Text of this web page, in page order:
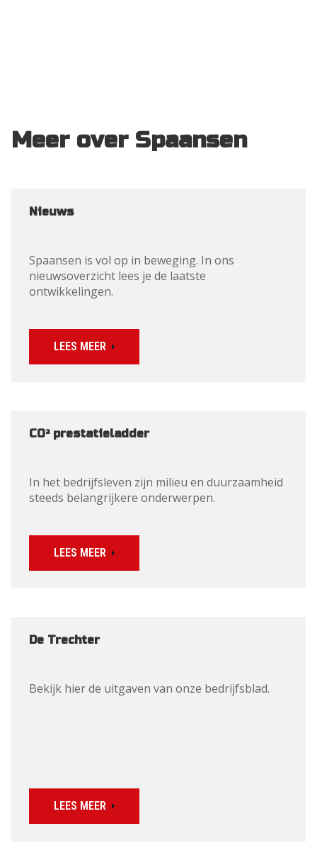
Meer over Spaansen
Nieuws
Spaansen is vol op in beweging. In ons
nieuwsoverzicht lees je de laatste
ontwikkelingen.
LEES MEER
CO² prestatieladder
In het bedrijfsleven zijn milieu en duurzaamheid
steeds belangrijkere onderwerpen.
LEES MEER
De Trechter
Bekijk hier de uitgaven van onze bedrijfsblad.
LEES MEER